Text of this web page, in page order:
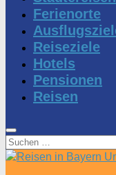
Ferienorte
Reiseziele
Hotels
Pensionen
Reisen
Suchen
nach: